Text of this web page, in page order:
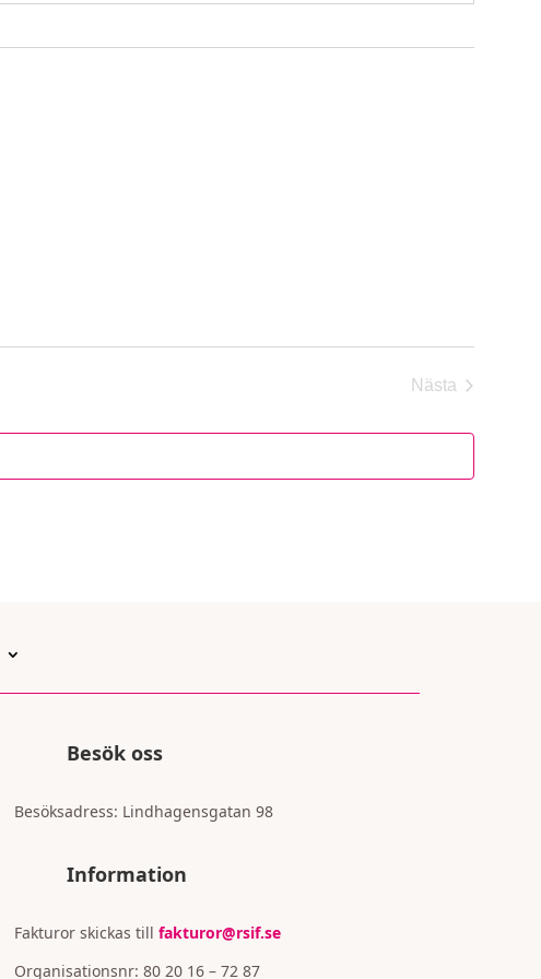
Nästa
Besök oss
Besöksadress: Lindhagensgatan 98
Information
Fakturor skickas tillfakturor@rsif.se
Organisationsnr: 80 20 16 – 72 87